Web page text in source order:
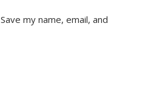
Save my name, email, and